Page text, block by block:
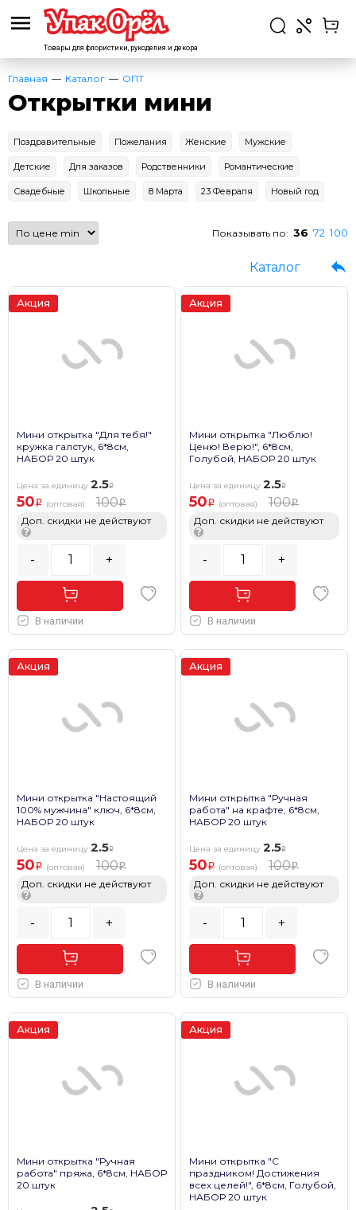
Товары для флористики, рукоделия и декора
Главная Каталог ОПТ
Открытки мини
Поздравительные Пожелания Женские Мужские
Детские Для заказов Родственники Романтические
Свадебные Школьные 8 Марта 23 Февраля Новый год
Показывать по: 36 72 100
Каталог
Акция
Мини открытка "Для тебя!"
кружка галстук, 6*8см,
НАБОР 20 штук
Цена за единицу 2.5
50 (оптовая) 100
Доп. скидки не действуют
?
- +
В наличии
Акция
Мини открытка "Люблю!
Ценю! Верю!", 6*8см,
Голубой, НАБОР 20 штук
Цена за единицу 2.5
50 (оптовая) 100
Доп. скидки не действуют
?
- +
В наличии
Акция
Мини открытка "Настоящий
100% мужчина" ключ, 6*8см,
НАБОР 20 штук
Цена за единицу 2.5
50 (оптовая) 100
Доп. скидки не действуют
?
- +
В наличии
Акция
Мини открытка "Ручная
работа" на крафте, 6*8см,
НАБОР 20 штук
Цена за единицу 2.5
50 (оптовая) 100
Доп. скидки не действуют
?
- +
В наличии
Акция
Мини открытка "Ручная
работа" пряжа, 6*8см, НАБОР
20 штук
Акция
Мини открытка "С
праздником! Достижения
всех целей!", 6*8см, Голубой,
НАБОР 20 штук